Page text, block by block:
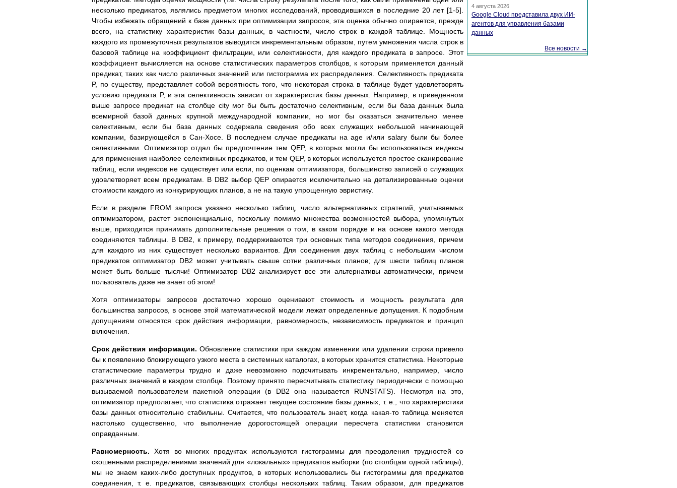
несколько предикатов, являлись предметом многих исследований, проводившихся в последние 20 лет [1-5].
Чтобы избежать обращений к базе данных при оптимизации запросов, эта оценка обычно опирается, прежде
всего, на статистику характеристик базы данных, в частности, число строк в каждой таблице. Мощность
каждого из промежуточных результатов выводится инкрементальным образом, путем умножения числа строк в
базовой таблице на коэффициент фильтрации, или селективности, для каждого предиката в запросе. Этот
коэффициент вычисляется на основе статистических параметров столбцов, к которым применяется данный
предикат, таких как число различных значений или гистограмма их распределения. Селективность предиката
P, по существу, представляет собой вероятность того, что некоторая строка в таблице будет удовлетворять
условию предиката P, и эта селективность зависит от характеристик базы данных. Например, в приведенном
выше запросе предикат на столбце city мог бы быть достаточно селективным, если бы база данных была
всемирной базой данных крупной международной компании, но мог бы оказаться значительно менее
селективным, если бы база данных содержала сведения обо всех служащих небольшой начинающей
компании, базирующейся в Сан-Хосе. В последнем случае предикаты на age и/или salary были бы более
селективными. Оптимизатор отдал бы предпочтение тем QEP, в которых могли бы использоваться индексы
для применения наиболее селективных предикатов, и тем QEP, в которых используется простое сканирование
таблиц, если индексов не существует или если, по оценкам оптимизатора, большинство записей о служащих
удовлетворяет всем предикатам. В DB2 выбор QEP опирается исключительно на детализированные оценки
стоимости каждого из конкурирующих планов, а не на такую упрощенную эвристику.
Если в разделе FROM запроса указано несколько таблиц, число альтернативных стратегий, учитываемых
оптимизатором, растет экспоненциально, поскольку помимо множества возможностей выбора, упомянутых
выше, приходится принимать дополнительные решения о том, в каком порядке и на основе какого метода
соединяются таблицы. В DB2, к примеру, поддерживаются три основных типа методов соединения, причем
для каждого из них существует несколько вариантов. Для соединения двух таблиц с небольшим числом
предикатов оптимизатор DB2 может учитывать свыше сотни различных планов; для шести таблиц планов
может быть больше тысячи! Оптимизатор DB2 анализирует все эти альтернативы автоматически, причем
пользователь даже не знает об этом!
Хотя оптимизаторы запросов достаточно хорошо оценивают стоимость и мощность результата для
большинства запросов, в основе этой математической модели лежат определенные допущения. К подобным
допущениям относятся срок действия информации, равномерность, независимость предикатов и принцип
включения.
Срок действия информации. Обновление статистики при каждом изменении или удалении строки привело
бы к появлению блокирующего узкого места в системных каталогах, в которых хранится статистика. Некоторые
статистические параметры трудно и даже невозможно подсчитывать инкрементально, например, число
различных значений в каждом столбце. Поэтому принято пересчитывать статистику периодически с помощью
вызываемой пользователем пакетной операции (в DB2 она называется RUNSTATS). Несмотря на это,
оптимизатор предполагает, что статистика отражает текущее состояние базы данных, т. е., что характеристики
базы данных относительно стабильны. Считается, что пользователь знает, когда какая-то таблица меняется
настолько существенно, что выполнение дорогостоящей операции пересчета статистики становится
оправданным.
Равномерность. Хотя во многих продуктах используются гистограммы для преодоления трудностей со
скошенными распределениями значений для «локальных» предикатов выборки (по столбцам одной таблицы),
мы не знаем каких-либо доступных продуктов, в которых использовались бы гистограммы для предикатов
соединения, т. е. предикатов, связывающих столбцы нескольких таблиц. Таким образом, для предикатов
4 августа 2026
Google Cloud представила двух ИИ-
агентов для управления базами
данных
Все новости →